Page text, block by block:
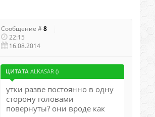
Сообщение #8
22:15
16.08.2014
ЦИТАТА ALKASAR ()
утки разве постоянно в одну
сторону головами
повернуты? они вроде как